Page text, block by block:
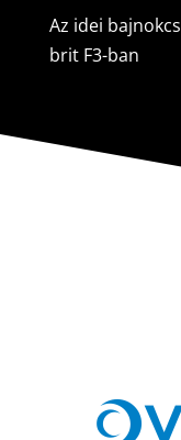
Az idei
brit F3-ban